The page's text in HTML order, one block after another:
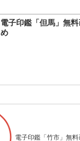
電子印鑑「但馬」無
め
電子印鑑「竹市」無